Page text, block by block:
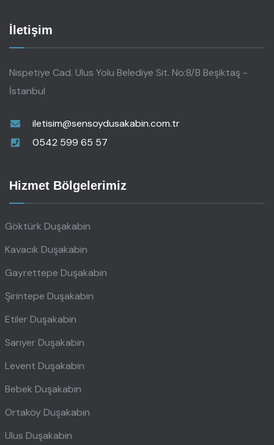
İletişim
Nispetiye Cad. Ulus Yolu Belediye Sit. No:8/B Beşiktaş -
İstanbul
iletisim@sensoydusakabin.com.tr
0542 599 65 57
Hizmet Bölgelerimiz
Göktürk Duşakabin
Kavacık Duşakabin
Gayrettepe Duşakabin
Şirintepe Duşakabin
Etiler Duşakabin
Sarıyer Duşakabin
Levent Duşakabin
Bebek Duşakabin
Ortaköy Duşakabin
Ulus Duşakabin